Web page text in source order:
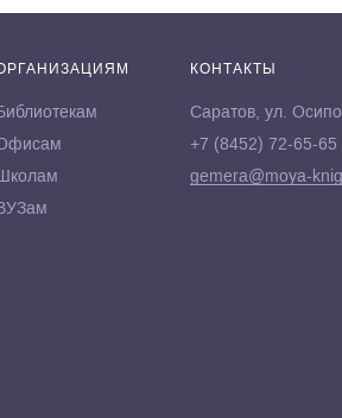
КОНТАКТЫ
Саратов, ул.
+7 (8452) 72-65-65
gemera@moya-